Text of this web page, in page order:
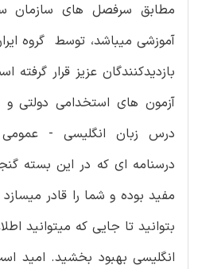
مطابق سرفصل های
آموزشی میباشد، توسط گروه
بازدیدکنندگان عزیز قرار
آزمون های استخدامی دولتی
درس زبان انگلیسی -
درسنامه ای که در این بسته
مفید بوده و شما را قادر
بتوانید تا جایی که میتوانید
انگلیسی بهبود بخشید. امید